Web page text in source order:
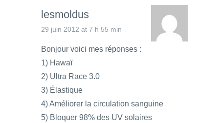
lesmoldus
29 juin 2012 at 7 h 55 min
Bonjour voici mes réponses :
1) Hawaï
2) Ultra Race 3.0
3) Élastique
4) Améliorer la circulation sanguine
5) Bloquer 98% des UV solaires